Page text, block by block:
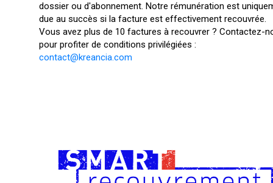
dossier ou d'abonnement. Notre rémunération est
due au succès si la facture est effectivement recouvrée.
Vous avez plus de 10 factures à recouvrer ? Contactez-
pour profiter de conditions privilégiées :
contact@kreancia.com